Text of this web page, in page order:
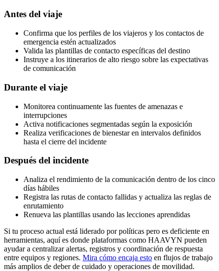
Antes del viaje
Confirma que los perfiles de los viajeros y los contactos de
emergencia estén actualizados
Valida las plantillas de contacto específicas del destino
Instruye a los itinerarios de alto riesgo sobre las expectativas
de comunicación
Durante el viaje
Monitorea continuamente las fuentes de amenazas e
interrupciones
Activa notificaciones segmentadas según la exposición
Realiza verificaciones de bienestar en intervalos definidos
hasta el cierre del incidente
Después del incidente
Analiza el rendimiento de la comunicación dentro de los cinco
días hábiles
Registra las rutas de contacto fallidas y actualiza las reglas de
enrutamiento
Renueva las plantillas usando las lecciones aprendidas
Si tu proceso actual está liderado por políticas pero es deficiente en
herramientas, aquí es donde plataformas como HAAVYN pueden
ayudar a centralizar alertas, registros y coordinación de respuesta
entre equipos y regiones. Mira cómo encaja esto en flujos de trabajo
más amplios de deber de cuidado y operaciones de movilidad.